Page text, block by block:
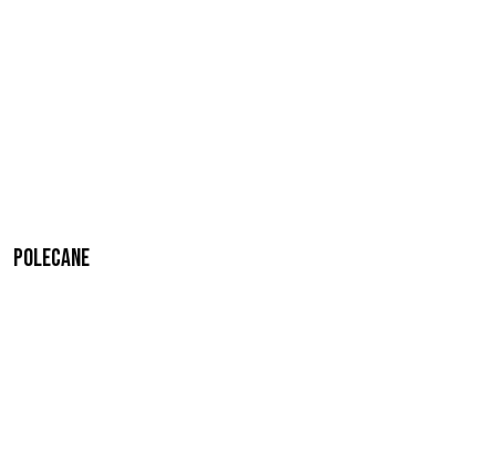
Polecane